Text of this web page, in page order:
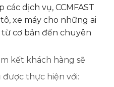
dịch vụ, CCMFAST
xe máy cho những ai
cơ bản đến chuyên
kết khách hàng sẽ
thực hiện với: